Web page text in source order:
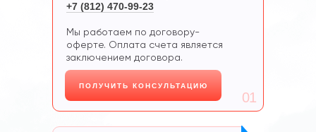
ПОЛУЧИТЬ КОНСУЛЬТАЦИЮ
+7 (812) 470-99-23
Мы работаем по договору-
оферте. Оплата счета является
заключением договора.
01